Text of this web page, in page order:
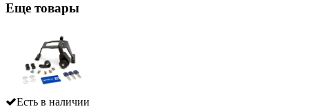
Еще товары
Есть в наличии